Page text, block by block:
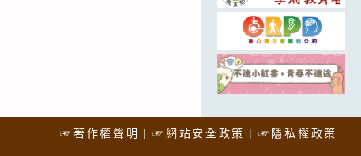
☞著作權聲明 ☞網站安全政策 ☞隱私權政策